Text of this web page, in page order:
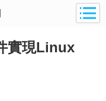
實現Linux